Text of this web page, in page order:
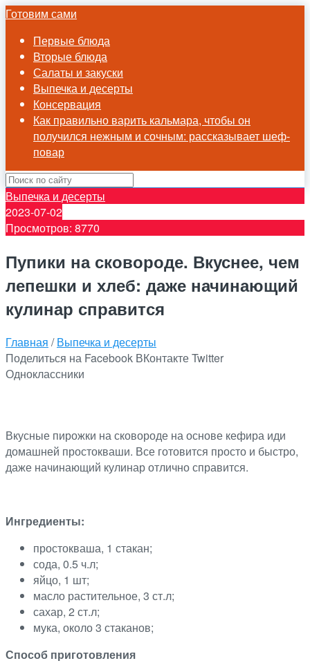
Готовим сами
Первые блюда
Вторые блюда
Салаты и закуски
Выпечка и десерты
Консервация
Как правильно варить кальмара, чтобы он
получился нежным и сочным: рассказывает шеф-
повар
Выпечка и десерты
2023-07-02
Просмотров: 8770
Пупики на сковороде. Вкуснее, чем
лепешки и хлеб: даже начинающий
кулинар справится
Главная /Выпечка и десерты
Поделиться на Facebook ВКонтактеTwitter
Одноклассники
Вкусные пирожки на сковороде на основе кефира иди
домашней простокваши. Все готовится просто и быстро,
даже начинающий кулинар отлично справится.
Ингредиенты:
простокваша, 1 стакан;
сода, 0.5 ч.л;
яйцо, 1 шт;
масло растительное, 3 ст.л;
сахар, 2 ст.л;
мука, около 3 стаканов;
Способ приготовления